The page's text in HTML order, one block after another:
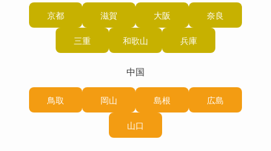
京都 滋賀 大阪 奈良
三重 和歌山 兵庫
中国
鳥取 岡山 島根 広島
山口